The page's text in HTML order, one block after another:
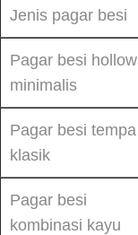
Jenis pagar besi
Pagar besi hollow
minimalis
Pagar besi tempa
klasik
Pagar besi
kombinasi kayu